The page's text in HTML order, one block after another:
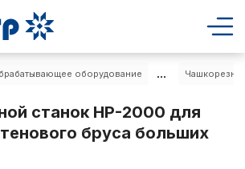
оборудование ...
станок НР-2000 для
бруса больших